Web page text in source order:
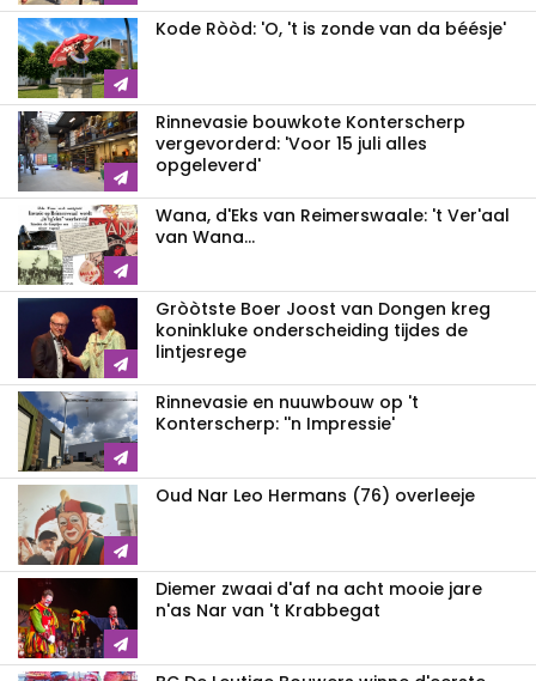
Kode Ròòd: 'O, 't is zonde van da béésje'
Rinnevasie bouwkote Konterscherp
vergevorderd: 'Voor 15 juli alles
opgeleverd'
Wana, d'Eks van Reimerswaale: 't Ver'aal
van Wana...
Gròòtste Boer Joost van Dongen kreg
koninkluke onderscheiding tijdes de
lintjesrege
Rinnevasie en nuuwbouw op 't
Konterscherp: ''n Impressie'
Oud Nar Leo Hermans (76) overleeje
Diemer zwaai d'af na acht mooie jare
n'as Nar van 't Krabbegat